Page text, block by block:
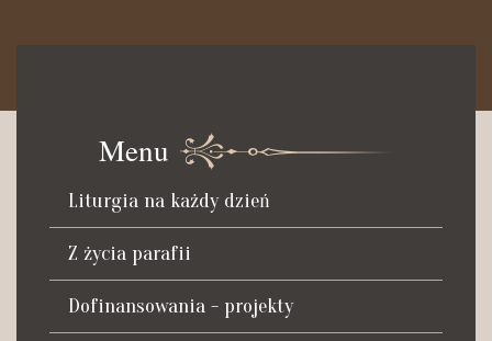
Czynna od poniedziałku do soboty do godz. 8.30 oraz po Mszy
św. wieczornej do godz. 18.00.
Telefon dyżurny: +48 665 034 305
Zwiedzanie kościoła i ekspozycji muzealnej:
kustosz-przewodnik
Roman Postek + 48 667 684 406
Parafia św. Piotra z Alkantary
i św. Antoniego z Padwy
Menu
Liturgia na każdy dzień
Z życia parafii
Dofinansowania - projekty